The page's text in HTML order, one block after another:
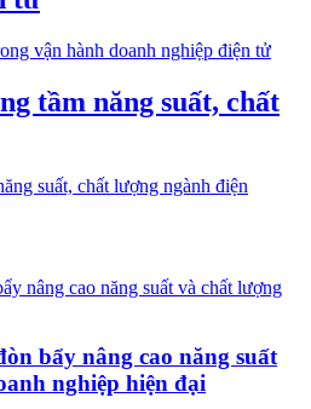
tầm năng suất, chất
bẩy nâng cao năng suất
nghiệp hiện đại